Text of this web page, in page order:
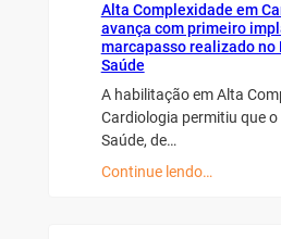
Alta Complexidade em
avança com primeiro
marcapasso realizado no
Saúde
A habilitação em Alta
Cardiologia permitiu que
Saúde, de…
Continue lendo…